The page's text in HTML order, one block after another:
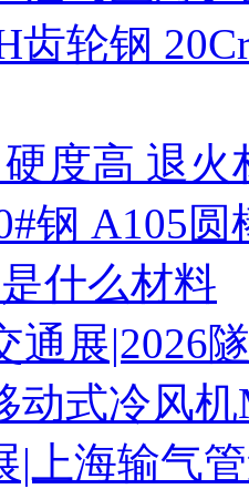
齿轮钢
度高 退火
钢 A105圆
什么材料
通展|2026
动式冷风
|上海输气